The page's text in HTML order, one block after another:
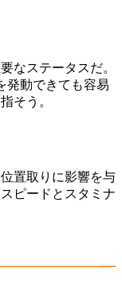
なステータスだ。
発動できても容易
そう。
置取りに影響を与
ピードとスタミナ